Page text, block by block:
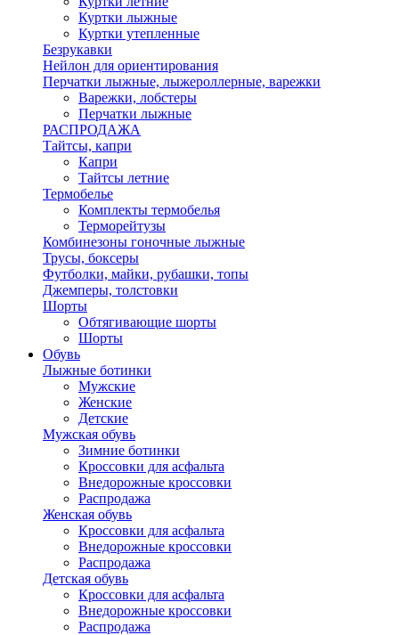
Куртки лыжные
Куртки утепленные
Безрукавки
Нейлон для ориентирования
Перчатки лыжные, лыжероллерные, варежки
Варежки, лобстеры
Перчатки лыжные
РАСПРОДАЖА
Тайтсы, капри
Капри
Тайтсы летние
Термобелье
Комплекты термобелья
Терморейтузы
Комбинезоны гоночные лыжные
Трусы, боксеры
Футболки, майки, рубашки, топы
Джемперы, толстовки
Шорты
Обтягивающие шорты
Шорты
Обувь
Лыжные ботинки
Мужские
Женские
Детские
Мужская обувь
Зимние ботинки
Кроссовки для асфальта
Внедорожные кроссовки
Распродажа
Женская обувь
Кроссовки для асфальта
Внедорожные кроссовки
Распродажа
Детская обувь
Кроссовки для асфальта
Внедорожные кроссовки
Распродажа